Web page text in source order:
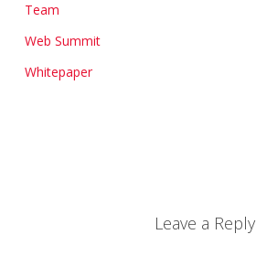
Team
Web Summit
Whitepaper
Leave a Reply